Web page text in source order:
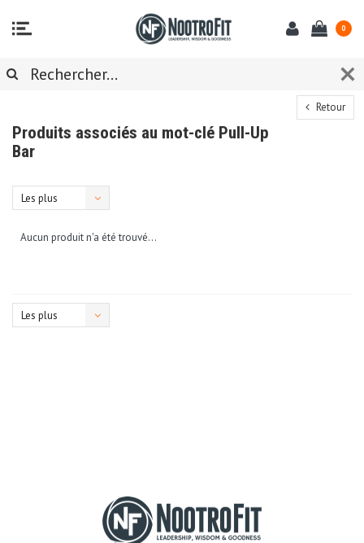
0
Retour
Produits associés au mot-clé Pull-Up
Bar
Les plus
Aucun produit n'a été trouvé...
Les plus